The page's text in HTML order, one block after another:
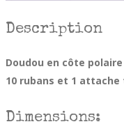
Description
Doudou en côte
10 rubans et 1
Dimensions: